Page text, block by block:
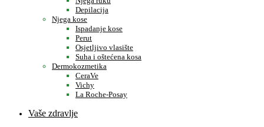
Depilacija
Njega kose
Ispadanje kose
Perut
Osjetljivo vlasište
Suha i oštećena kosa
Dermokozmetika
CeraVe
Vichy
La Roche-Posay
Vaše zdravlje